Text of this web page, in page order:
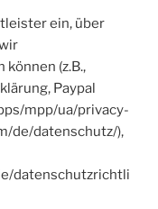
ein, über
(z.B.,
Paypal
mpp/ua/privacy-
de/datenschutz/),
datenschutzrichtli